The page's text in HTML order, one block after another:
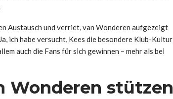
Austausch und verriet, van Wonderen aufgezeigt
ich habe versucht, Kees die besondere Klub-Kultur
auch die Fans für sich gewinnen – mehr als bei
Wonderen stützen